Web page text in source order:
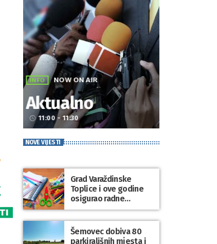
INFO NOW ON AIR
Aktualno
access_time 11:00 - 11:30
NOVE VIJESTI
Grad Varaždinske
Toplice i ove godine
osigurao radne
bilježnice i dodatni
obrazovni materijal za
sve osnovnoškolce
Šemovec dobiva 80
parkirališnih mjesta i